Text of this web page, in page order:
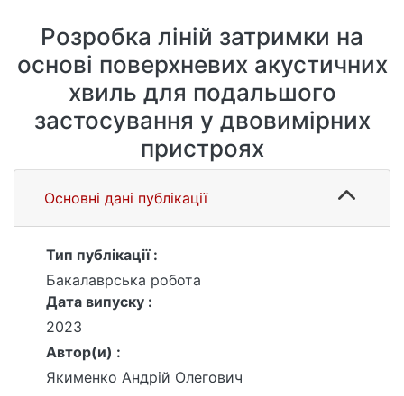
Розробка ліній затримки на
основі поверхневих акустичних
хвиль для подальшого
застосування у двовимірних
пристроях
Основні дані публікації
Тип публікації :
Бакалаврська робота
Дата випуску :
2023
Автор(и) :
Якименко Андрій Олегович